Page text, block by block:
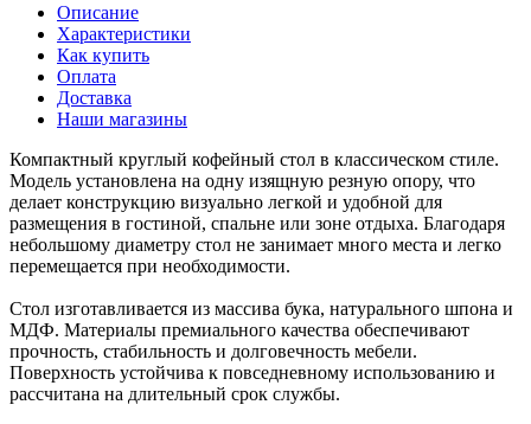
Описание
Характеристики
Как купить
Оплата
Доставка
Наши магазины
Компактный круглый кофейный стол в классическом стиле.
Модель установлена на одну изящную резную опору, что
делает конструкцию визуально легкой и удобной для
размещения в гостиной, спальне или зоне отдыха. Благодаря
небольшому диаметру стол не занимает много места и легко
перемещается при необходимости.
Стол изготавливается из массива бука, натурального шпона и
МДФ. Материалы премиального качества обеспечивают
прочность, стабильность и долговечность мебели.
Поверхность устойчива к повседневному использованию и
рассчитана на длительный срок службы.